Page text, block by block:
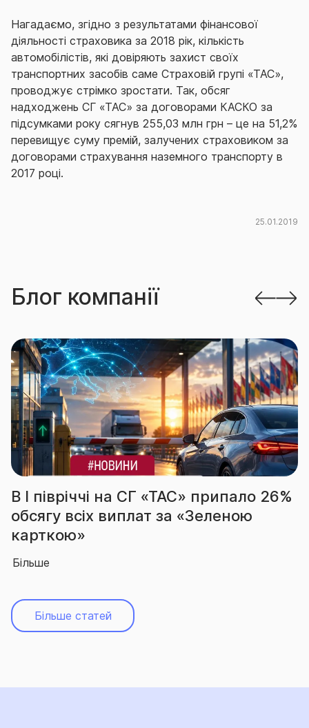
Нагадаємо, згідно з результатами фінансової
діяльності страховика за 2018 рік, кількість
автомобілістів, які довіряють захист своїх
транспортних засобів саме Страховій групі «ТАС»,
проводжує стрімко зростати. Так, обсяг
надходжень СГ «ТАС» за договорами КАСКО за
підсумками року сягнув 255,03 млн грн – це на 51,2%
перевищує суму премій, залучених страховиком за
договорами страхування наземного транспорту в
2017 році.
25.01.2019
Блог компанії
на СГ «ТАС» припало 26%
виплат за «Зеленою
За
вчергове
Більше статей